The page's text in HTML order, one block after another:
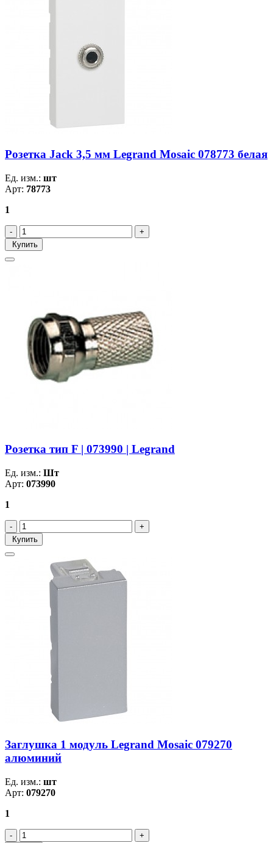
Розетка Jack 3,5 мм Legrand Mosaic 078773 белая
Ед. изм.: шт
Арт: 78773
1
Купить
Розетка тип F | 073990 | Legrand
Ед. изм.: Шт
Арт: 073990
1
Купить
Заглушка 1 модуль Legrand Mosaic 079270
алюминий
Ед. изм.: шт
Арт: 079270
1